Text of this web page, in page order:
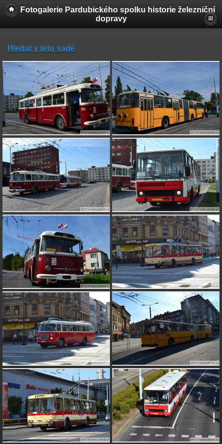
Fotogalerie Pardubického spolku historie železniční
dopravy
Hledat v této sadě